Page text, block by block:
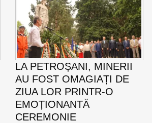
LA PETROȘANI, MINERII
AU FOST OMAGIAȚI DE
ZIUA LOR PRINTR-O
EMOȚIONANTĂ
CEREMONIE